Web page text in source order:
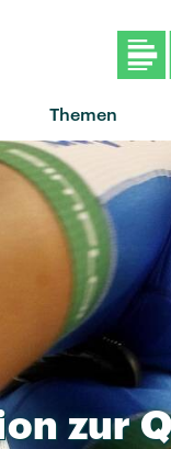
Themen
zur